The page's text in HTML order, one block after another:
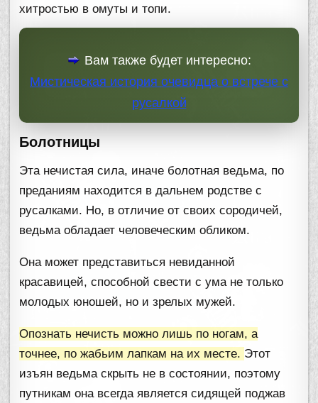
хитростью в омуты и топи.
Вам также будет интересно:
Мистическая история очевидца о встрече с
русалкой
Болотницы
Эта нечистая сила, иначе болотная ведьма, по
преданиям находится в дальнем родстве с
русалками. Но, в отличие от своих сородичей,
ведьма обладает человеческим обликом.
Она может представиться невиданной
красавицей, способной свести с ума не только
молодых юношей, но и зрелых мужей.
Опознать нечисть можно лишь по ногам, а
точнее, по жабьим лапкам на их месте. Этот
изъян ведьма скрыть не в состоянии, поэтому
путникам она всегда является сидящей поджав